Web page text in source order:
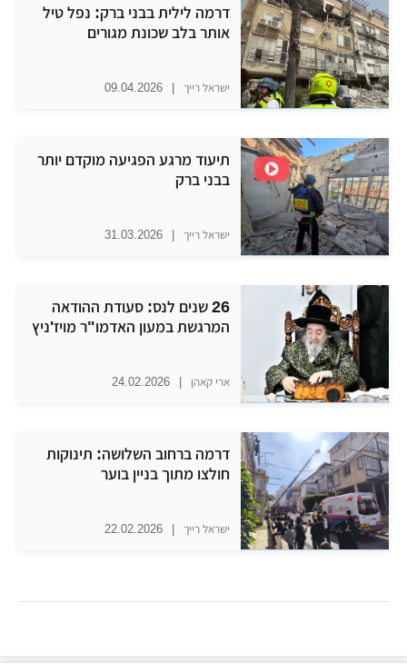
דרמה לילית בבני ברק: נפל טיל
אותר בלב שכונת מגורים
ישראל רייך |
09.04.2026
תיעוד מרגע הפגיעה מוקדם יותר
בבני ברק
ישראל רייך |
31.03.2026
26 שנים לנס: סעודת ההודאה
המרגשת במעון האדמו"ר מויז'ניץ
ארי קאהן |
24.02.2026
דרמה ברחוב השלושה: תינוקות
חולצו מתוך בניין בוער
ישראל רייך |
22.02.2026